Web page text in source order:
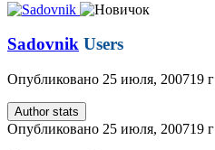
Sadovnik Users
Опубликовано 25 июля, 200719 г
Author stats
Опубликовано 25 июля, 200719 г